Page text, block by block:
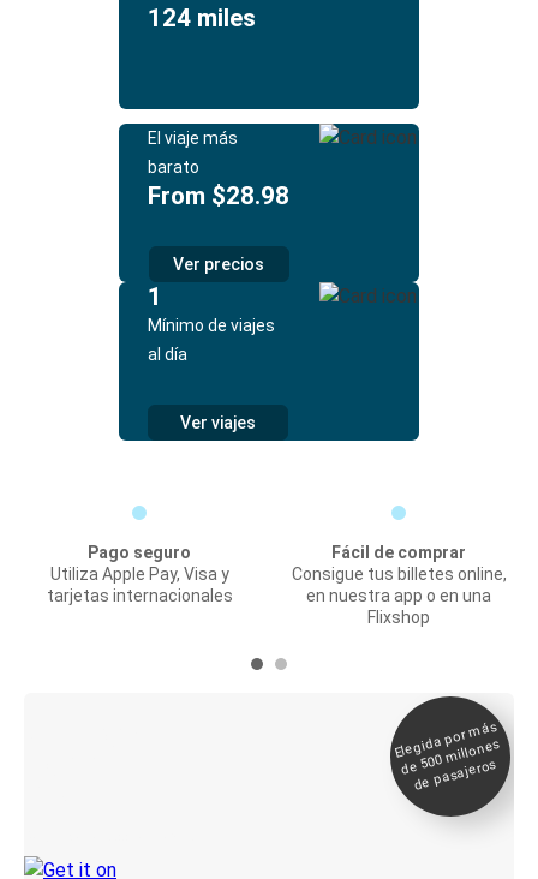
124 miles
El viaje más
barato
From $28.98
Ver precios
1
Mínimo de viajes
al día
Ver viajes
Pago seguro
Utiliza Apple Pay, Visa y
tarjetas internacionales
Fácil de comprar
Consigue tus billetes online,
en nuestra app o en una
Flixshop
Elegida por
más
de 500
millones
de pasajeros